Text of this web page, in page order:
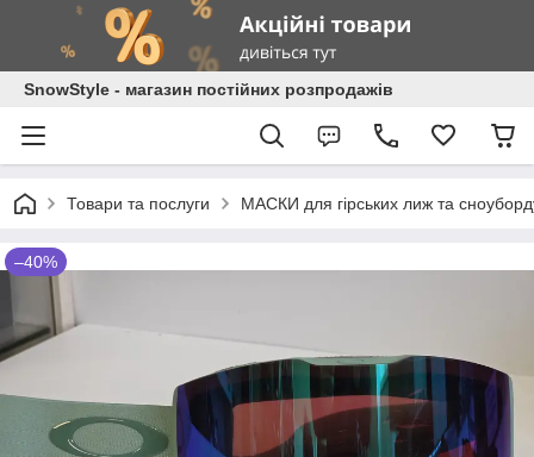
SnowStyle - магазин постійних розпродажів
Товари та послуги МАСКИ для гірських лиж та
–40%